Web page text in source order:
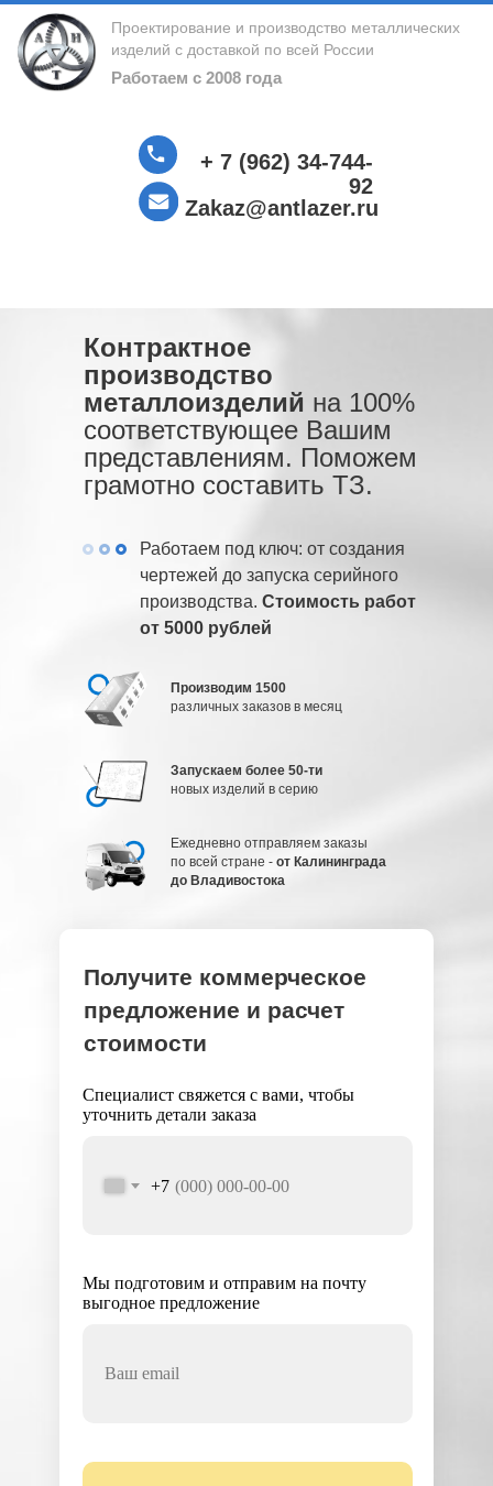
Проектирование и производство металлических
изделий с доставкой по всей России
Работаем с 2008 года
Zakaz@antlazer.ru
Контрактное
производство
металлоизделий на 100%
соответствующее Вашим
представлениям. Поможем
грамотно составить ТЗ.
Ежедневно отправляем заказы
по всей стране - от Калининграда
до Владивостока
Производим 1500
различных заказов в месяц
Запускаем более 50-ти
новых изделий в серию
Работаем под ключ: от создания
чертежей до запуска серийного
производства. Стоимость работ
от 5000 рублей
Получите коммерческое
предложение и расчет
стоимости
Специалист свяжется с вами, чтобы
уточнить детали заказа
+7
Мы подготовим и отправим на почту
выгодное предложение